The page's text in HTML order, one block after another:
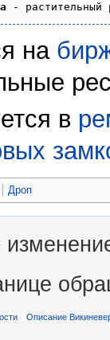
- растительный
на
в
Дроп
Описание